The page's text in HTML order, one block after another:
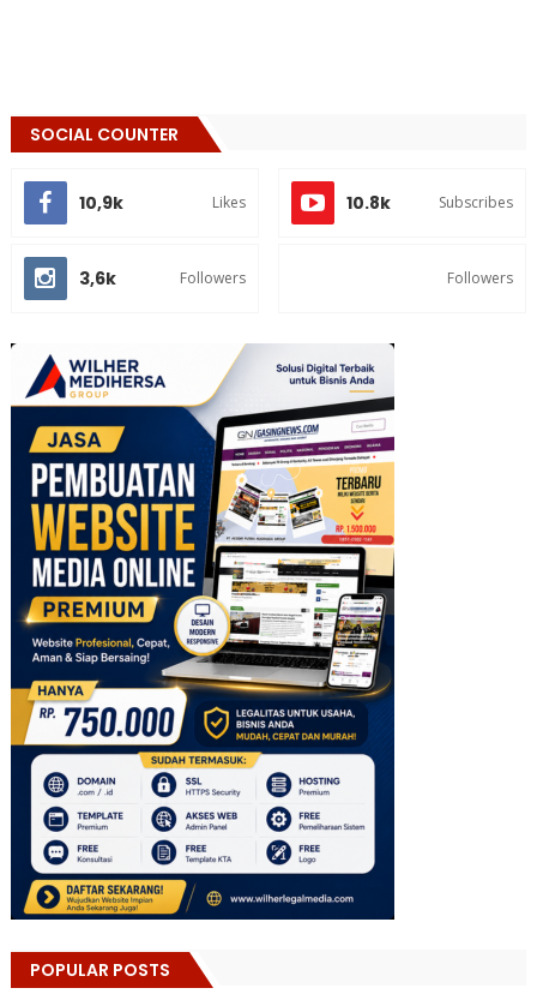
SOCIAL COUNTER
10,9k Likes 10.8k Subscribes
3,6k Followers Followers
POPULAR POSTS